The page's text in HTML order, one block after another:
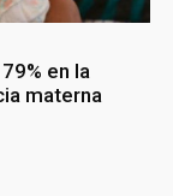
en la
materna